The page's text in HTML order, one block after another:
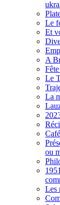
Le
Et
A
Le
La
ou
Les